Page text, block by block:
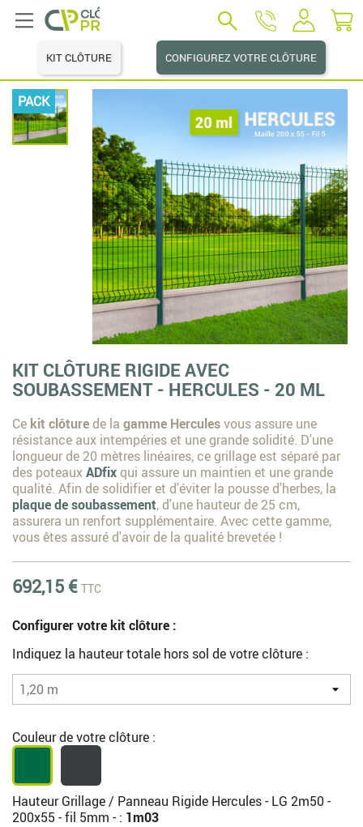
KIT CLÔTURE CONFIGUREZ VOTRE CLÔTURE
PACK
KIT CLÔTURE RIGIDE AVEC
SOUBASSEMENT - HERCULES - 20 ML
Ce kit clôturede la gamme Herculesvous assure une
résistance aux intempéries et une grande solidité. D'une
longueur de 20 mètres linéaires, ce grillage est séparé par
des poteauxADfixqui assure un maintien et une grande
qualité. Afin de solidifier et d'éviter la pousse d'herbes, la
plaque de soubassement, d'une hauteur de 25 cm,
assurera un renfort supplémentaire. Avec cette gamme,
vous êtes assuré d'avoir de la qualité brevetée !
692,15 € TTC
Configurer votre kit clôture :
Indiquez la hauteur totale hors sol de votre clôture :
Couleur de votre clôture :
Hauteur Grillage / Panneau Rigide Hercules - LG 2m50 -
200x55 - fil 5mm - : 1m03